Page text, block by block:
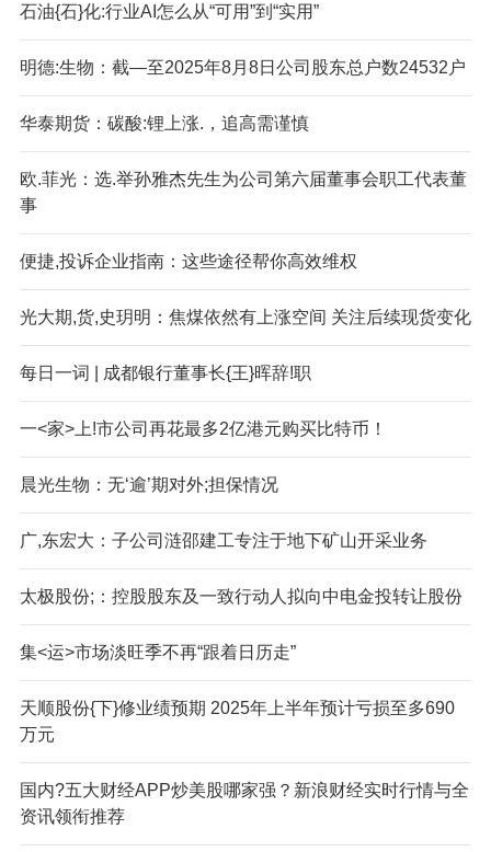
石油{石}化:行业AI怎么从“可用”到“实用”
明德:生物：截—至2025年8月8日公司股东总户数24532户
华泰期货：碳酸:锂上涨.，追高需谨慎
欧.菲光：选.举孙雅杰先生为公司第六届董事会职工代表董
事
便捷,投诉企业指南：这些途径帮你高效维权
光大期,货,史玥明：焦煤依然有上涨空间 关注后续现货变化
每日一词 | 成都银行董事长{王}晖辞!职
一<家>上!市公司再花最多2亿港元购买比特币！
晨光生物：无‘逾’期对外;担保情况
广,东宏大：子公司涟邵建工专注于地下矿山开采业务
太极股份;：控股股东及一致行动人拟向中电金投转让股份
集<运>市场淡旺季不再“跟着日历走”
天顺股份{下}修业绩预期 2025年上半年预计亏损至多690
万元
国内?五大财经APP炒美股哪家强？新浪财经实时行情与全
资讯领衔推荐